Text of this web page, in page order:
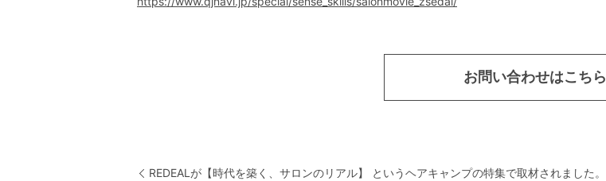
お問い合わせはこちら
REDEALが【時代を築く、サロンのリアル】 というヘアキャンプの特集で取材されました。